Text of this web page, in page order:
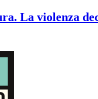
La violenza